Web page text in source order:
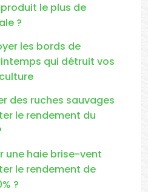
le plus de
?
les bords de
qui détruit vos
des ruches sauvages
le rendement du
une haie brise-vent
le rendement de
?